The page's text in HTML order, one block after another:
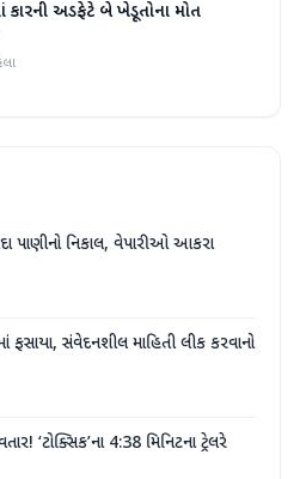
કારની અડફેટે બે ખેડૂતોના મોત
પાણીનો નિકાલ, વેપારીઓ આકરા
ફસાયા, સંવેદનશીલ માહિતી લીક કરવાનો
‘ટોક્સિક’ના 4:38 મિનિટના ટ્રેલરે